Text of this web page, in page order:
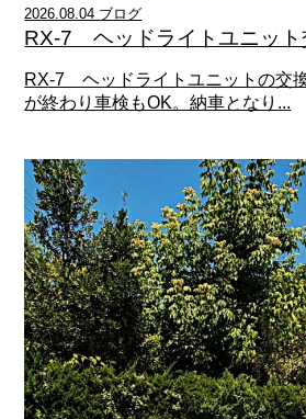
2026.08.04 ブログ
RX-7 ヘッドライトユニット
RX-7 ヘッドライトユニットの交
が終わり車検もOK。納車となり...